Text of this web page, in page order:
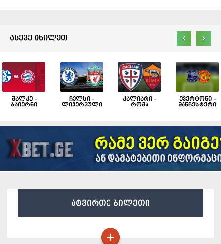
ასევე იხილეთ
შალკე -
ბაიერნი
ჩელსი -
ლივერპული
კალიარი -
რომა
ევერტონი -
მანჩესტერი
‹ ›
ატვირთე ბილეთი